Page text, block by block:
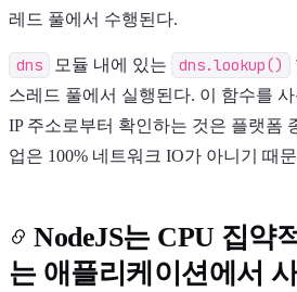
레드 풀에서 수행된다.
dns 모듈 내에 있는 dns.lookup()
스레드 풀에서 실행된다. 이 함수를
IP 주소로부터 확인하는 것은 플랫폼
업은 100% 네트워크 IO가 아니기 때
NodeJS는 CPU 집약
는 애플리케이션에서